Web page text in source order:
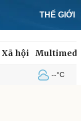
THẾ GIỚI
Xã hội
--°C